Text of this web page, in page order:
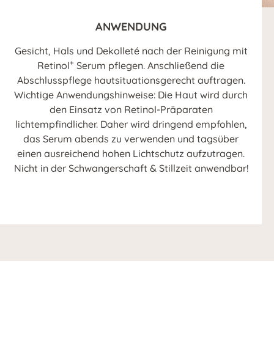
ANWENDUNG
Gesicht, Hals und Dekolleté nach der Reinigung mit
Retinol+ Serum pflegen. Anschließend die
Abschlusspflege hautsituationsgerecht auftragen.
Wichtige Anwendungshinweise: Die Haut wird durch
den Einsatz von Retinol-Präparaten
lichtempfindlicher. Daher wird dringend empfohlen,
das Serum abends zu verwenden und tagsüber
einen ausreichend hohen Lichtschutz aufzutragen.
Nicht in der Schwangerschaft & Stillzeit anwendbar!